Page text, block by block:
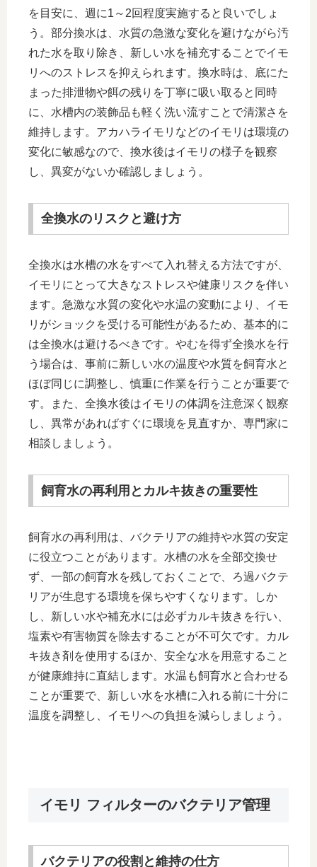
を目安に、週に1～2回程度実施すると良いでしょ
う。部分換水は、水質の急激な変化を避けながら汚
れた水を取り除き、新しい水を補充することでイモ
リへのストレスを抑えられます。換水時は、底にた
まった排泄物や餌の残りを丁寧に吸い取ると同時
に、水槽内の装飾品も軽く洗い流すことで清潔さを
維持します。アカハライモリなどのイモリは環境の
変化に敏感なので、換水後はイモリの様子を観察
し、異変がないか確認しましょう。
全換水のリスクと避け方
全換水は水槽の水をすべて入れ替える方法ですが、
イモリにとって大きなストレスや健康リスクを伴い
ます。急激な水質の変化や水温の変動により、イモ
リがショックを受ける可能性があるため、基本的に
は全換水は避けるべきです。やむを得ず全換水を行
う場合は、事前に新しい水の温度や水質を飼育水と
ほぼ同じに調整し、慎重に作業を行うことが重要で
す。また、全換水後はイモリの体調を注意深く観察
し、異常があればすぐに環境を見直すか、専門家に
相談しましょう。
飼育水の再利用とカルキ抜きの重要性
飼育水の再利用は、バクテリアの維持や水質の安定
に役立つことがあります。水槽の水を全部交換せ
ず、一部の飼育水を残しておくことで、ろ過バクテ
リアが生息する環境を保ちやすくなります。しか
し、新しい水や補充水には必ずカルキ抜きを行い、
塩素や有害物質を除去することが不可欠です。カル
キ抜き剤を使用するほか、安全な水を用意すること
が健康維持に直結します。水温も飼育水と合わせる
ことが重要で、新しい水を水槽に入れる前に十分に
温度を調整し、イモリへの負担を減らしましょう。
イモリ フィルターのバクテリア管理
バクテリアの役割と維持の仕方